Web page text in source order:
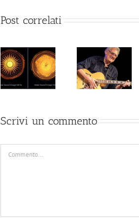
Post correlati
JIM MULLEN
La via della
chitarra di
Scrivi un commento